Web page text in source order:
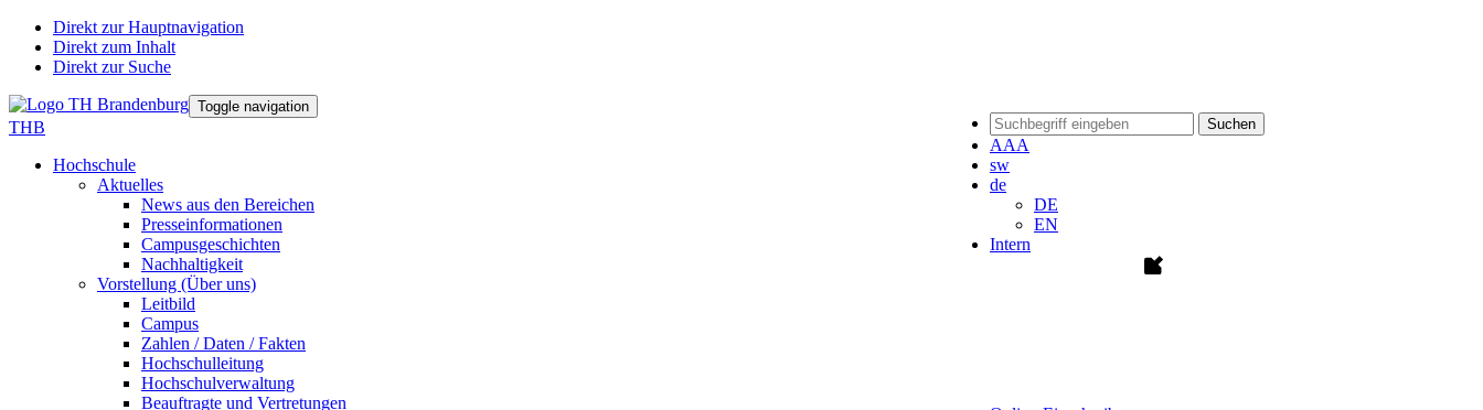
Direkt zur Hauptnavigation
Direkt zum Inhalt
Direkt zur Suche
Suchen
AAA
sw
de
DE
EN
Intern
Toggle navigation
THB
Hochschule
Aktuelles
News aus den Bereichen
Presseinformationen
Campusgeschichten
Nachhaltigkeit
Vorstellung (Über uns)
Leitbild
Campus
Zahlen / Daten / Fakten
Hochschulleitung
Hochschulverwaltung
Beauftragte und Vertretungen